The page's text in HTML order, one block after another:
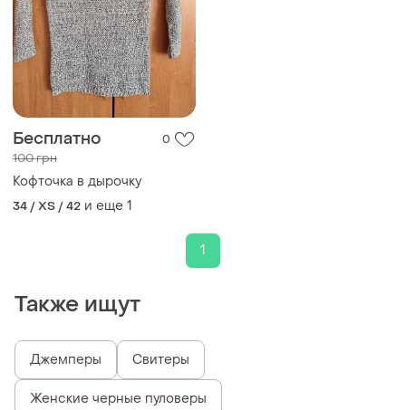
Бесплатно 0
100 грн
Кофточка в дырочку
34 / XS / 42 и еще 1
1
Также ищут
Джемперы Свитеры
Женские черные пуловеры